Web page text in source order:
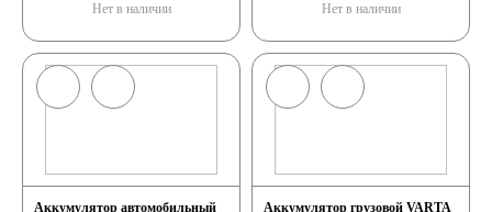
Нет в наличии Нет в наличии
Аккумулятор автомобильный
Аккумулятор грузовой VARTA